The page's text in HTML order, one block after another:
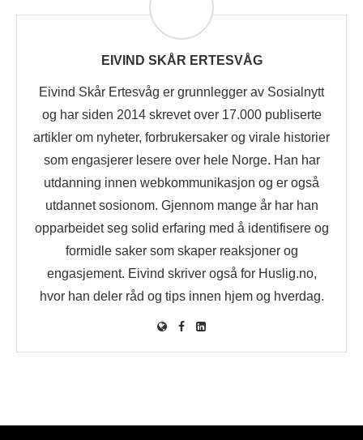
EIVIND SKÅR ERTESVÅG
Eivind Skår Ertesvåg er grunnlegger av Sosialnytt
og har siden 2014 skrevet over 17.000 publiserte
artikler om nyheter, forbrukersaker og virale historier
som engasjerer lesere over hele Norge. Han har
utdanning innen webkommunikasjon og er også
utdannet sosionom. Gjennom mange år har han
opparbeidet seg solid erfaring med å identifisere og
formidle saker som skaper reaksjoner og
engasjement. Eivind skriver også for Huslig.no,
hvor han deler råd og tips innen hjem og hverdag.